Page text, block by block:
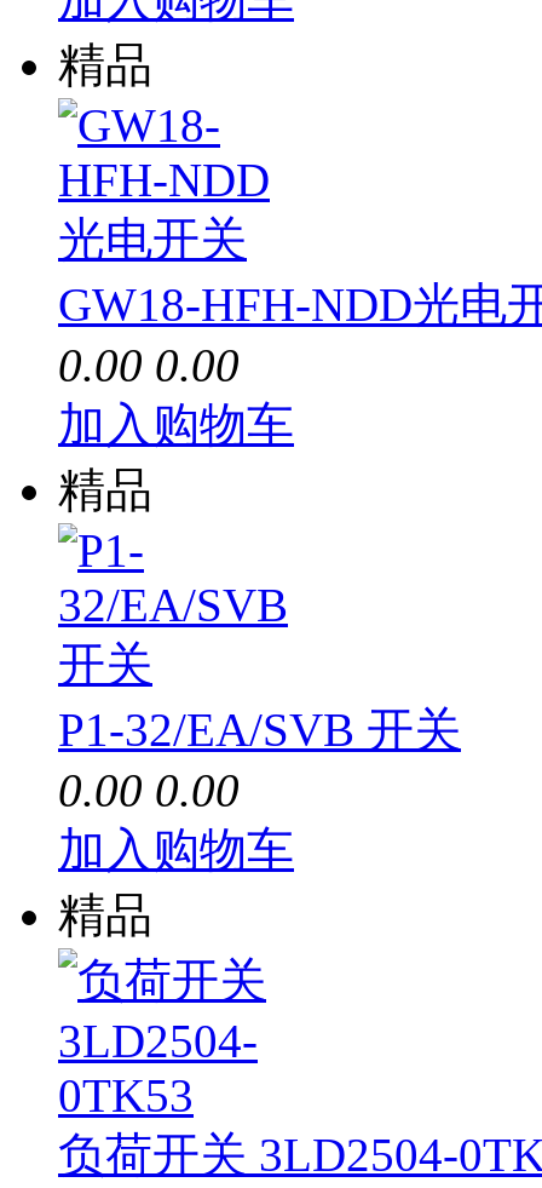
精品
GW18-HFH-NDD光电
0.00 0.00
加入购物车
精品
P1-32/EA/SVB 开关
0.00 0.00
加入购物车
精品
负荷开关 3LD2504-